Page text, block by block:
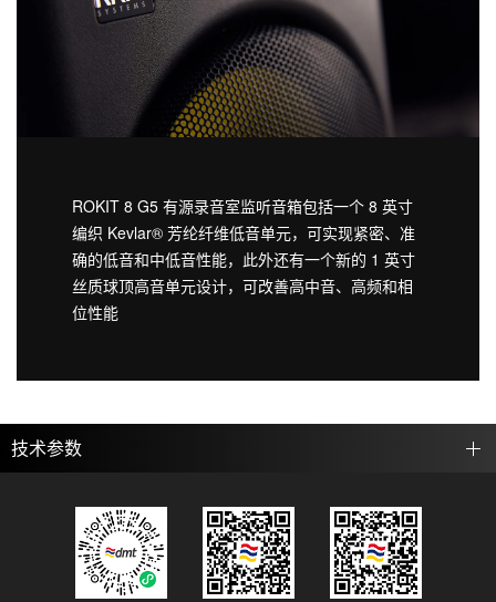
ROKIT 8 G5 有源录音室监听音箱包括一个 8 英寸
编织 Kevlar® 芳纶纤维低音单元，可实现紧密、准
确的低音和中低音性能，此外还有一个新的 1 英寸
丝质球顶高音单元设计，可改善高中音、高频和相
位性能
技术参数